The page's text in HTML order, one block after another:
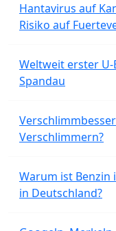
Hantavirus auf
Risiko auf
Weltweit erster
Spandau
Verschlimmern?
Warum ist Benzin
in Deutschland?